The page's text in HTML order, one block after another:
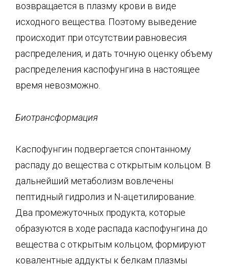
возвращается в плазму крови в виде
исходного вещества. Поэтому выведение
происходит при отсутствии равновесия
распределения, и дать точную оценку объему
распределения каспофунгина в настоящее
время невозможно.
Биотрансформация
Каспофунгин подвергается спонтанному
распаду до вещества с открытым кольцом. В
дальнейший метаболизм вовлечены
пептидный гидролиз и N-ацетилирование.
Два промежуточных продукта, которые
образуются в ходе распада каспофунгина до
вещества с открытым кольцом, формируют
ковалентные аддукты к белкам плазмы